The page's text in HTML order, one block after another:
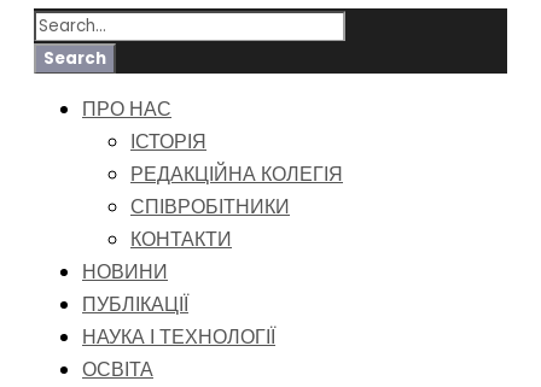
ПРО НАС
ІСТОРІЯ
РЕДАКЦІЙНА КОЛЕГІЯ
СПІВРОБІТНИКИ
КОНТАКТИ
НОВИНИ
ПУБЛІКАЦІЇ
НАУКА І ТЕХНОЛОГІЇ
ОСВІТА